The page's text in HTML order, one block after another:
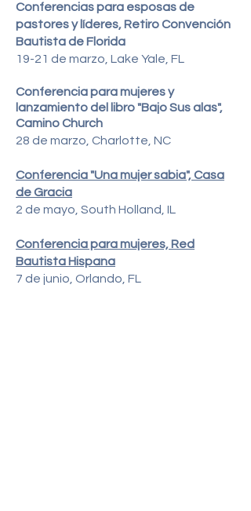
Conferencias para esposas de
pastores y líderes, Retiro Convención
Bautista de Florida
19-21 de marzo, Lake Yale, FL
Conferencia para mujeres y
lanzamiento del libro "Bajo Susalas",
Camino Church
28 de marzo, Charlotte, NC
Conferencia "Una mujer sabia", Casa
de Gracia
2 de mayo, South Holland, IL
Conferencia para mujeres, Red
Bautista Hispana
7 de junio, Orlando, FL